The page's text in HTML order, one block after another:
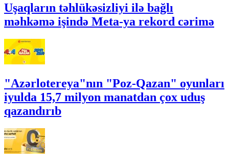
Uşaqların təhlükəsizliyi ilə bağlı
məhkəmə işində Meta-ya rekord cərimə
"Azərlotereya"nın "Poz-Qazan" oyunları
iyulda 15,7 milyon manatdan çox uduş
qazandırıb